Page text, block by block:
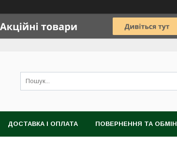
ДОСТАВКА І ОПЛАТА ПОВЕРНЕННЯ ТА ОБМІН